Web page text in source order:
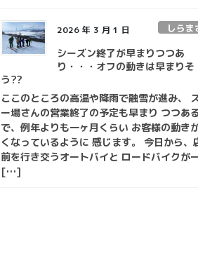
2026 年 3 月 1 日 しらま
シーズン終了が早まりつつあ
り・・・オフの動きは早まりそ
う??
ここのところの高温や降雨で融雪が進み、
ー場さんの営業終了の予定も早まり つつあ
で、例年よりも一ヶ月くらい お客様の動き
くなっているように 感じます。 今日から、
前を行き交うオートバイと ロードバイクが
[…]